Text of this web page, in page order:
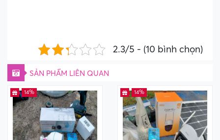
2.3/5 - (10 bình chọn)
SẢN PHẨM LIÊN QUAN
14% 14%